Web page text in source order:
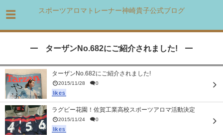
スポーツアロマトレーナー神崎貴子公式ブログ
ターザンNo.682にご紹介されました!
ターザンNo.682にご紹介されました!
2015/11/28 0
likes
ラグビー花園！佐賀工業高校スポーツアロマ活動決定
2015/11/24 0
likes